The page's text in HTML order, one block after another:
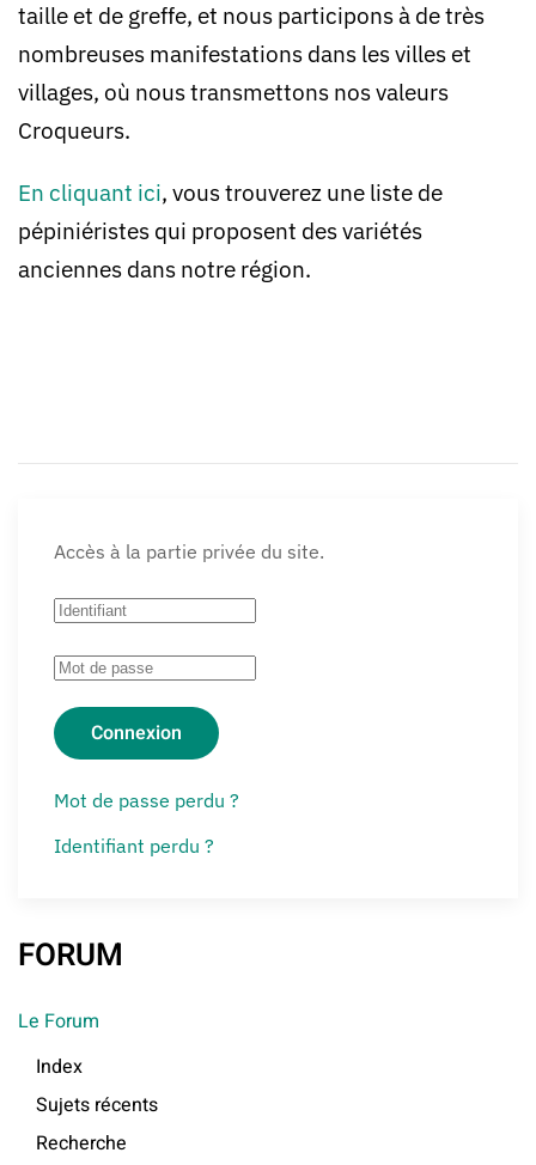
taille et de greffe, et nous participons à de très
nombreuses manifestations dans les villes et
villages, où nous transmettons nos valeurs
Croqueurs.
En cliquant ici, vous trouverez une liste de
pépiniéristes qui proposent des variétés
anciennes dans notre région.
Accès à la partie privée du site.
Connexion
Mot de passe perdu ?
Identifiant perdu ?
FORUM
Le Forum
Index
Sujets récents
Recherche